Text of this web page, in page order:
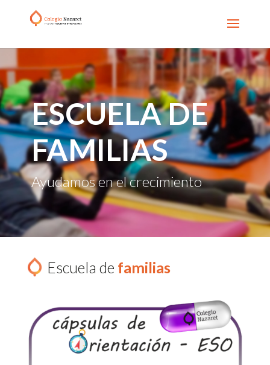
ESCUELA DE
FAMILIAS
Ayudamos en el crecimiento
Escuela de familias